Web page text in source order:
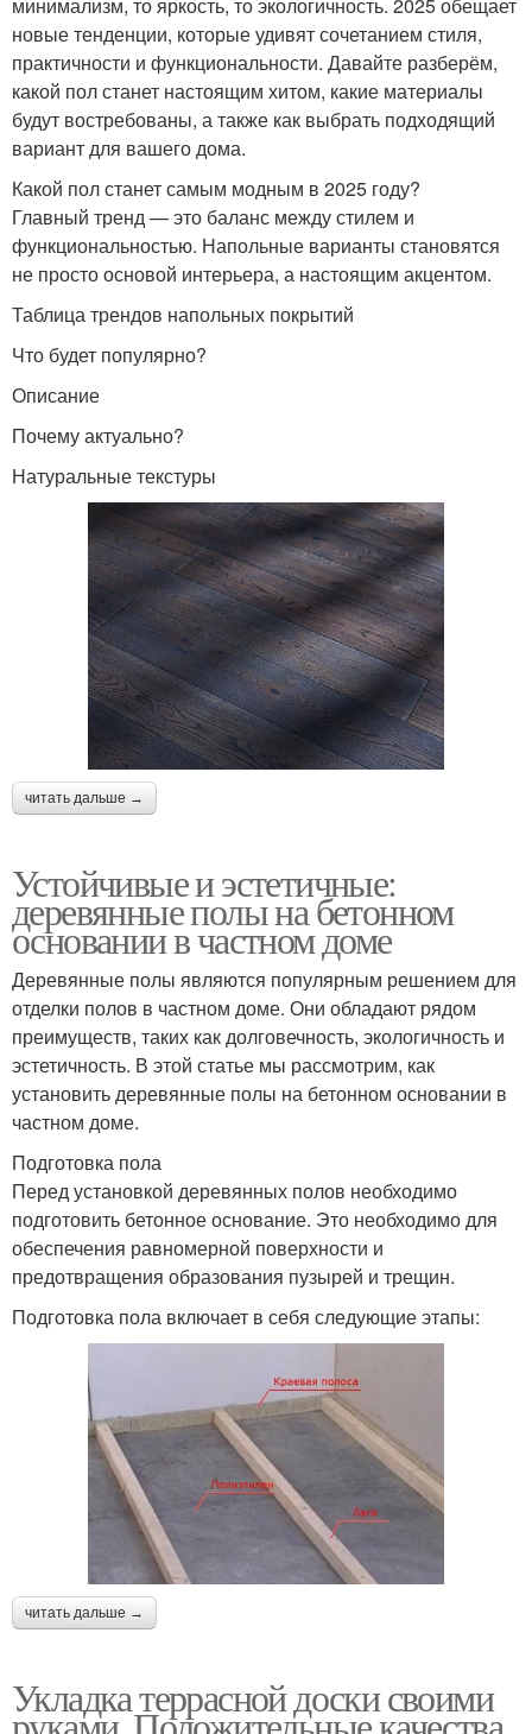
новые тенденции, которые удивят сочетанием стиля,
практичности и функциональности. Давайте разберём,
какой пол станет настоящим хитом, какие материалы
будут востребованы, а также как выбрать подходящий
вариант для вашего дома.
Какой пол станет самым модным в 2025 году?
Главный тренд — это баланс между стилем и
функциональностью. Напольные варианты становятся
не просто основой интерьера, а настоящим акцентом.
Таблица трендов напольных покрытий
Что будет популярно?
Описание
Почему актуально?
Натуральные текстуры
читать дальше →
Устойчивые и эстетичные:
деревянные полы на бетонном
основании в частном доме
Деревянные полы являются популярным решением для
отделки полов в частном доме. Они обладают рядом
преимуществ, таких как долговечность, экологичность и
эстетичность. В этой статье мы рассмотрим, как
установить деревянные полы на бетонном основании в
частном доме.
Подготовка пола
Перед установкой деревянных полов необходимо
подготовить бетонное основание. Это необходимо для
обеспечения равномерной поверхности и
предотвращения образования пузырей и трещин.
Подготовка пола включает в себя следующие этапы:
читать дальше →
Укладка террасной доски своими